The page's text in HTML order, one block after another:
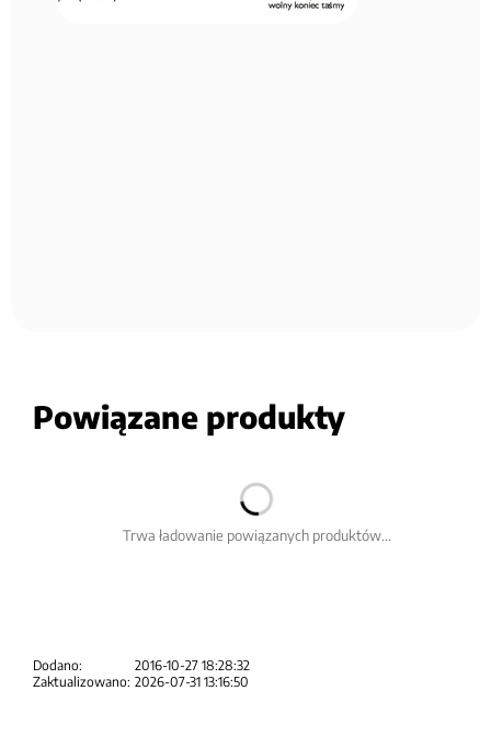
Powiązane produkty
Trwa ładowanie powiązanych produktów...
Dodano:
2016-10-27 18:28:32
Zaktualizowano: 2026-07-31 13:16:50